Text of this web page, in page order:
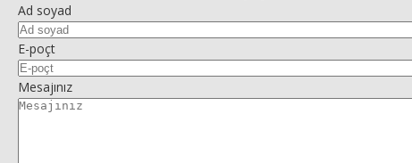
Ad soyad
E-poçt
Mesajınız